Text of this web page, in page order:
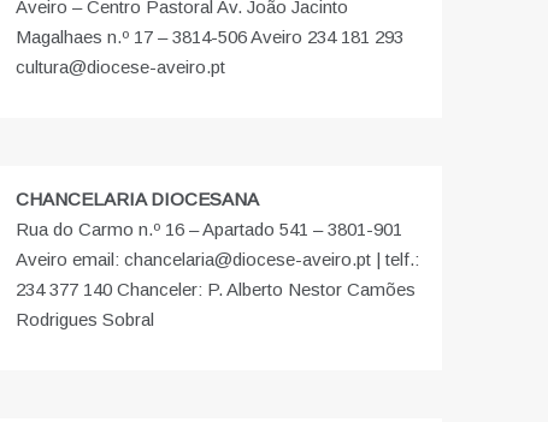
Aveiro – Centro Pastoral Av. João Jacinto
Magalhaes n.º 17 – 3814-506 Aveiro 234 181 293
cultura@diocese-aveiro.pt
CHANCELARIA DIOCESANA
Rua do Carmo n.º 16 – Apartado 541 – 3801-901
Aveiro email: chancelaria@diocese-aveiro.pt | telf.:
234 377 140 Chanceler: P. Alberto Nestor Camões
Rodrigues Sobral